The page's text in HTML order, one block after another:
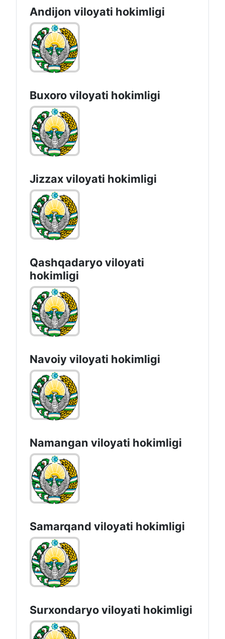
Andijon vilоyati hоkimligi
Buxoro viloyati hokimligi
Jizzах vilоyati hоkimligi
Qashqadaryo viloyati
hоkimligi
Navoiy vilоyati hоkimligi
Namangan vilоyati hоkimligi
Samarqand viloyati hokimligi
Surxondaryo vilоyati hоkimligi